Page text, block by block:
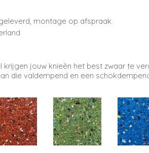
montage op afspraak
krijgen jouw knieën het best zwaar te
die valdempend en een